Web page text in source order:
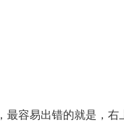
容易出错的就是，